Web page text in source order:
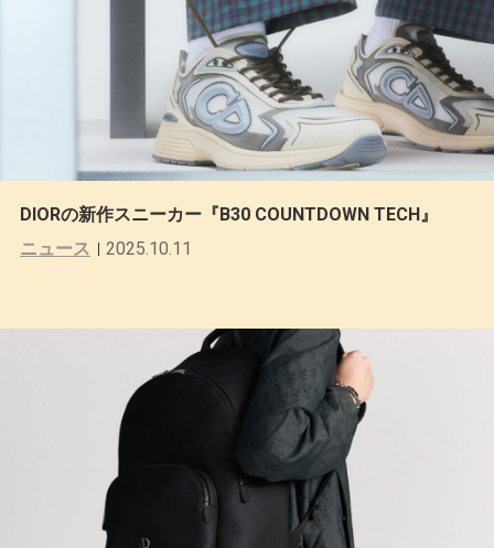
DIORの新作スニーカー『B30 COUNTDOWN TECH』
ニュース
2025.10.11